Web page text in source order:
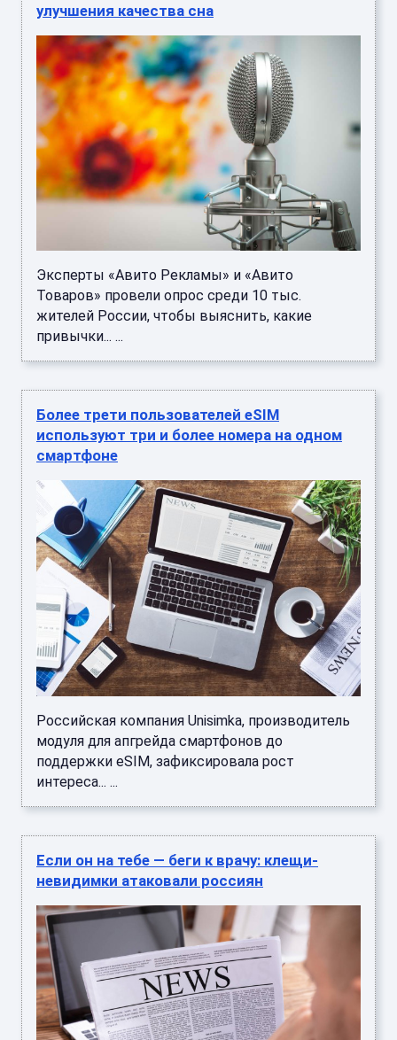
улучшения качества сна
Эксперты «Авито Рекламы» и «Авито
Товаров» провели опрос среди 10 тыс.
жителей России, чтобы выяснить, какие
привычки... ...
Более трети пользователей eSIM
используют три и более номера на одном
смартфоне
Российская компания Unisimka, производитель
модуля для апгрейда смартфонов до
поддержки eSIM, зафиксировала рост
интереса... ...
Если он на тебе — беги к врачу: клещи-
невидимки атаковали россиян